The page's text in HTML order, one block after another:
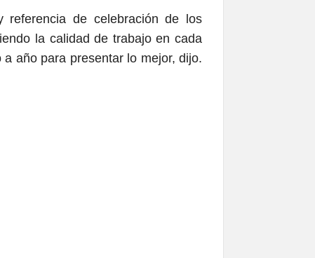
de celebración de los
la calidad de trabajo en cada
año para presentar lo mejor, dijo.